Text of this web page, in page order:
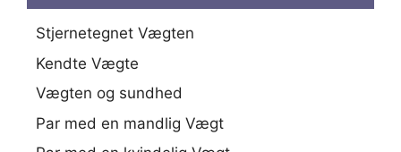
Stjernetegnet Vægten
Kendte Vægte
Vægten og sundhed
Par med en mandlig Vægt